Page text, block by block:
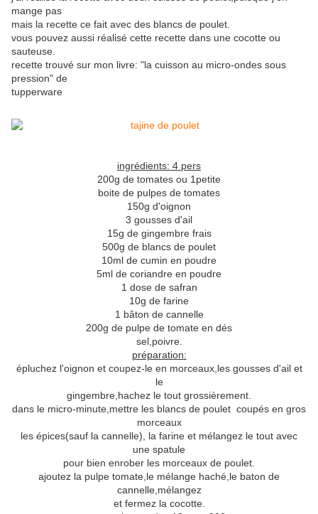
mange pas
mais la recette ce fait avec des blancs de poulet.
vous pouvez aussi réalisé cette recette dans une cocotte ou
sauteuse.
recette trouvé sur mon livre: "la cuisson au micro-ondes sous
pression" de
tupperware
ingrédients: 4 pers
200g de tomates ou 1petite
boite de pulpes de tomates
150g d'oignon
3 gousses d'ail
15g de gingembre frais
500g de blancs de poulet
10ml de cumin en poudre
5ml de coriandre en poudre
1 dose de safran
10g de farine
1 bâton de cannelle
200g de pulpe de tomate en dés
sel,poivre.
préparation:
épluchez l'oignon et coupez-le en morceaux,les gousses d'ail et
le
gingembre,hachez le tout grossièrement.
dans le micro-minute,mettre les blancs de poulet coupés en gros
morceaux
les épices(sauf la cannelle), la farine et mélangez le tout avec
une spatule
pour bien enrober les morceaux de poulet.
ajoutez la pulpe tomate,le mélange haché,le baton de
cannelle,mélangez
et fermez la cocotte.